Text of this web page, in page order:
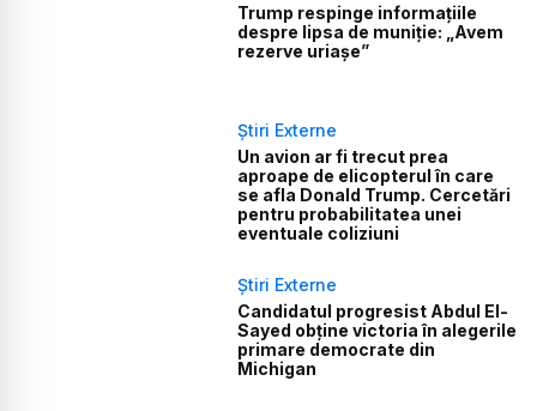
Trump respinge informațiile
despre lipsa de muniție: „Avem
rezerve uriașe”
Știri Externe
Un avion ar fi trecut prea
aproape de elicopterul în care
se afla Donald Trump. Cercetări
pentru probabilitatea unei
eventuale coliziuni
Știri Externe
Candidatul progresist Abdul El-
Sayed obține victoria în alegerile
primare democrate din
Michigan